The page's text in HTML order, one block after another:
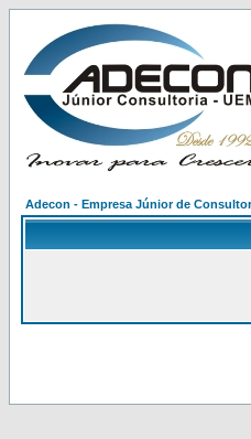
Adecon - Empresa Júnior de